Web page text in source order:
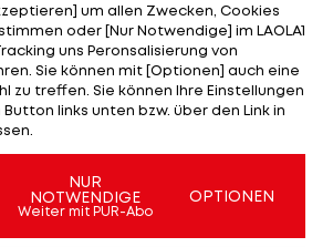
Monat keine Rennen bestreiten
nicht gegangen", erläutert
Konyshev in der "AS". Sollte
Rückstand aufreißen, will er
konzentrieren.
Thema
um allen Zwecken, Cookies
oder [Nur Notwendige] im LAOLA1
uns Peronsalisierung von
Sie können mit [Optionen] auch eine
zu treffen. Sie können Ihre Einstellungen
links unten bzw. über den Link in
NUR
NOTWENDIGE
Weiter mit PUR-Abo
OPTIONEN